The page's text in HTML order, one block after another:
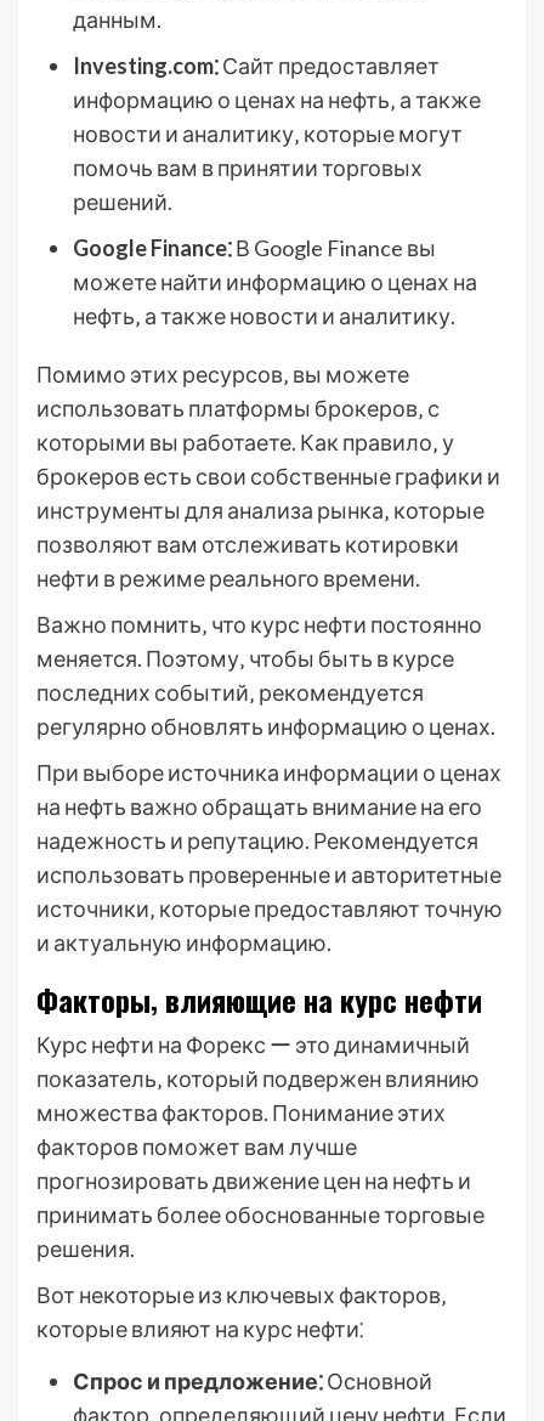
данным.
Investing.com⁚Сайт предоставляет
информацию о ценах на нефть‚ а также
новости и аналитику‚ которые могут
помочь вам в принятии торговых
решений.
Google Finance⁚В Google Finance вы
можете найти информацию о ценах на
нефть‚ а также новости и аналитику.
Помимо этих ресурсов‚ вы можете
использовать платформы брокеров‚ с
которыми вы работаете. Как правило‚ у
брокеров есть свои собственные графики и
инструменты для анализа рынка‚ которые
позволяют вам отслеживать котировки
нефти в режиме реального времени.
Важно помнить‚ что курс нефти постоянно
меняется. Поэтому‚ чтобы быть в курсе
последних событий‚ рекомендуется
регулярно обновлять информацию о ценах.
При выборе источника информации о ценах
на нефть важно обращать внимание на его
надежность и репутацию. Рекомендуется
использовать проверенные и авторитетные
источники‚ которые предоставляют точную
и актуальную информацию.
Факторы‚ влияющие на курс нефти
Курс нефти на Форекс ー это динамичный
показатель‚ который подвержен влиянию
множества факторов. Понимание этих
факторов поможет вам лучше
прогнозировать движение цен на нефть и
принимать более обоснованные торговые
решения.
Вот некоторые из ключевых факторов‚
которые влияют на курс нефти⁚
Спрос и предложение⁚Основной
фактор‚ определяющий цену нефти. Если